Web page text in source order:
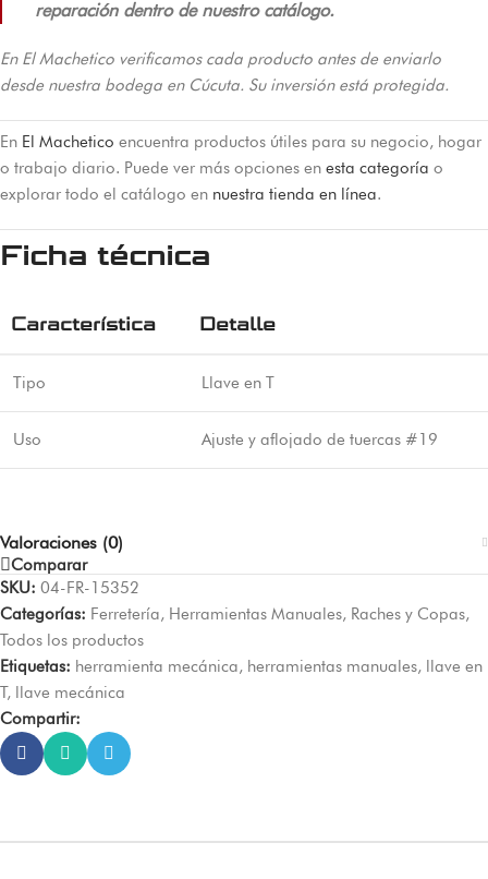
reparación dentro de nuestro catálogo.
En El Machetico verificamos cada producto antes de enviarlo
desde nuestra bodega en Cúcuta. Su inversión está protegida.
En El Machetico encuentra productos útiles para su negocio, hogar
o trabajo diario. Puede ver más opciones en esta categoría o
explorar todo el catálogo en nuestra tienda en línea.
Ficha técnica
Característica Detalle
Tipo Llave en T
Uso Ajuste y aflojado de tuercas #19
Valoraciones (0)
Comparar
SKU: 04-FR-15352
Categorías: Ferretería, Herramientas Manuales, Raches y Copas,
Todos los productos
Etiquetas: herramienta mecánica, herramientas manuales, llave en
T, llave mecánica
Compartir: